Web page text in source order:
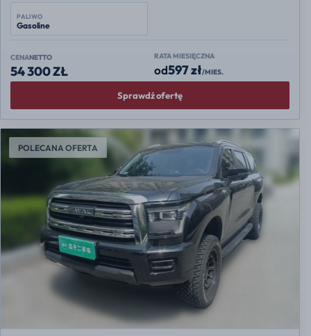
PALIWO
Gasoline
CENANETTO
54 300 ZŁ
RATA MIESIĘCZNA
od597 zł/MIES.
Sprawdź ofertę
POLECANA OFERTA